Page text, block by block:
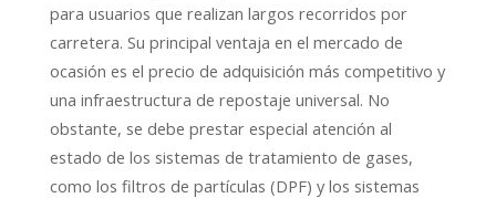
para usuarios que realizan largos recorridos por
carretera. Su principal ventaja en el mercado de
ocasión es el precio de adquisición más competitivo y
una infraestructura de repostaje universal. No
obstante, se debe prestar especial atención al
estado de los sistemas de tratamiento de gases,
como los filtros de partículas (DPF) y los sistemas